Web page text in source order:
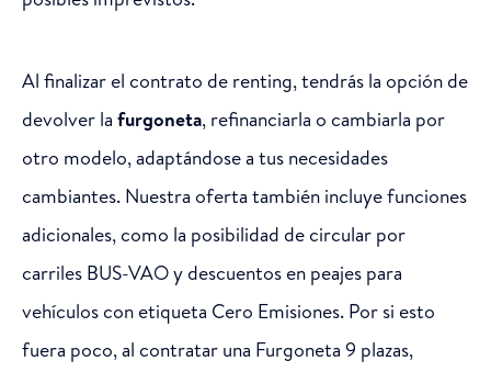
Al finalizar el contrato de renting, tendrás la opción de
devolver la furgoneta, refinanciarla o cambiarla por
otro modelo, adaptándose a tus necesidades
cambiantes. Nuestra oferta también incluye funciones
adicionales, como la posibilidad de circular por
carriles BUS-VAO y descuentos en peajes para
vehículos con etiqueta Cero Emisiones. Por si esto
fuera poco, al contratar una Furgoneta 9 plazas,